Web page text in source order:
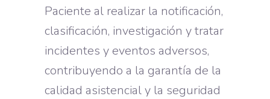
Paciente al realizar la notificación,
clasificación, investigación y tratar
incidentes y eventos adversos,
contribuyendo a la garantía de la
calidad asistencial y la seguridad